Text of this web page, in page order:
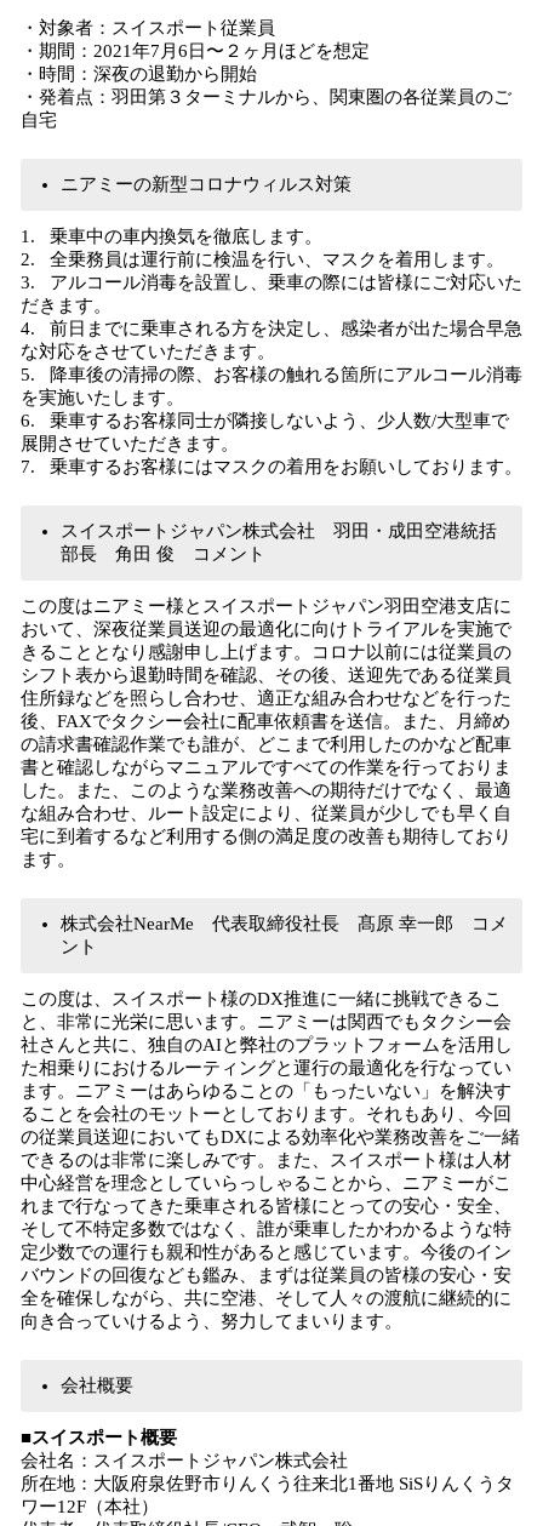
・対象者：スイスポート従業員
・期間：2021年7月6日〜２ヶ月ほどを想定
・時間：深夜の退勤から開始
・発着点：羽田第３ターミナルから、関東圏の各従業員のご
自宅
ニアミーの新型コロナウィルス対策
1. 乗車中の車内換気を徹底します。
2. 全乗務員は運行前に検温を行い、マスクを着用します。
3. アルコール消毒を設置し、乗車の際には皆様にご対応いた
だきます。
4. 前日までに乗車される方を決定し、感染者が出た場合早急
な対応をさせていただきます。
5. 降車後の清掃の際、お客様の触れる箇所にアルコール消毒
を実施いたします。
6. 乗車するお客様同士が隣接しないよう、少人数/大型車で
展開させていただきます。
7. 乗車するお客様にはマスクの着用をお願いしております。
スイスポートジャパン株式会社 羽田・成田空港統括
部長 角田 俊 コメント
この度はニアミー様とスイスポートジャパン羽田空港支店に
おいて、深夜従業員送迎の最適化に向けトライアルを実施で
きることとなり感謝申し上げます。コロナ以前には従業員の
シフト表から退勤時間を確認、その後、送迎先である従業員
住所録などを照らし合わせ、適正な組み合わせなどを行った
後、FAXでタクシー会社に配車依頼書を送信。また、月締め
の請求書確認作業でも誰が、どこまで利用したのかなど配車
書と確認しながらマニュアルですべての作業を行っておりま
した。また、このような業務改善への期待だけでなく、最適
な組み合わせ、ルート設定により、従業員が少しでも早く自
宅に到着するなど利用する側の満足度の改善も期待しており
ます。
株式会社NearMe 代表取締役社長 髙原 幸一郎 コメ
ント
この度は、スイスポート様のDX推進に一緒に挑戦できるこ
と、非常に光栄に思います。ニアミーは関西でもタクシー会
社さんと共に、独自のAIと弊社のプラットフォームを活用し
た相乗りにおけるルーティングと運行の最適化を行なってい
ます。ニアミーはあらゆることの「もったいない」を解決す
ることを会社のモットーとしております。それもあり、今回
の従業員送迎においてもDXによる効率化や業務改善をご一緒
できるのは非常に楽しみです。また、スイスポート様は人材
中心経営を理念としていらっしゃることから、ニアミーがこ
れまで行なってきた乗車される皆様にとっての安心・安全、
そして不特定多数ではなく、誰が乗車したかわかるような特
定少数での運行も親和性があると感じています。今後のイン
バウンドの回復なども鑑み、まずは従業員の皆様の安心・安
全を確保しながら、共に空港、そして人々の渡航に継続的に
向き合っていけるよう、努力してまいります。
会社概要
■スイスポート概要
会社名：スイスポートジャパン株式会社
所在地：大阪府泉佐野市りんくう往来北1番地 SiSりんくうタ
ワー12F（本社）